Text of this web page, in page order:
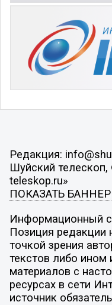
Редакция:
Шуйский
teleskop.ru»
ПОКАЗАТЬ
Информационный
Позиция редакции
точкой зрения
текстов либо ином
материалов с
ресурсах в сети
источник